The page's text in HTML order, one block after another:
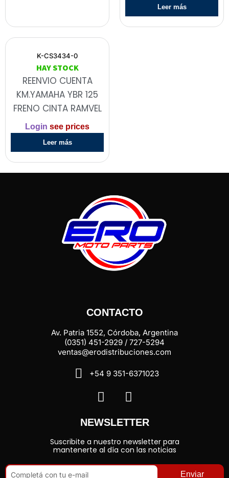
Leer más
K-CS3434-0
HAY STOCK
REENVIO CUENTA
KM.YAMAHA YBR 125
FRENO CINTA RAMVEL
Login see prices
Leer más
CONTACTO
Av. Patria 1552, Córdoba, Argentina
(0351) 451-2929 / 727-5294
ventas@erodistribuciones.com
+54 9 351-6371023
NEWSLETTER
Suscribite a nuestro newsletter para
mantenerte al día con las noticias
Enviar